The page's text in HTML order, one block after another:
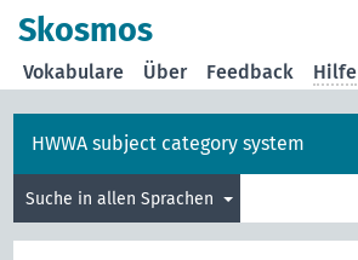
Skosmos
Vokabulare Über Feedback Hilfe
HWWA subject category system
Suche in allen Sprachen